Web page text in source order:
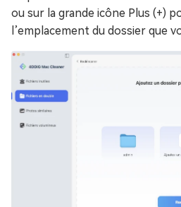
ou sur la grande icône Plus (+)
l’emplacement du dossier que